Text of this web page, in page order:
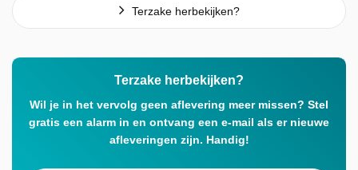
Terzake herbekijken?
Terzake herbekijken?
Wil je in het vervolg geen aflevering meer missen? Stel
gratis een alarm in en ontvang een e-mail als er nieuwe
afleveringen zijn. Handig!